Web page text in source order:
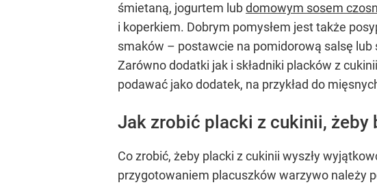
śmietaną, jogurtem lubdomowym sosem
i koperkiem. Dobrym pomysłem jest także
smaków – postawcie na pomidorową salsę lub
Zarówno dodatki jak i składniki placków z
podawać jako dodatek, na przykład do
Jak zrobić placki z cukinii, żeby
Co zrobić, żeby placki z cukinii wyszły
przygotowaniem placuszków warzywo należy